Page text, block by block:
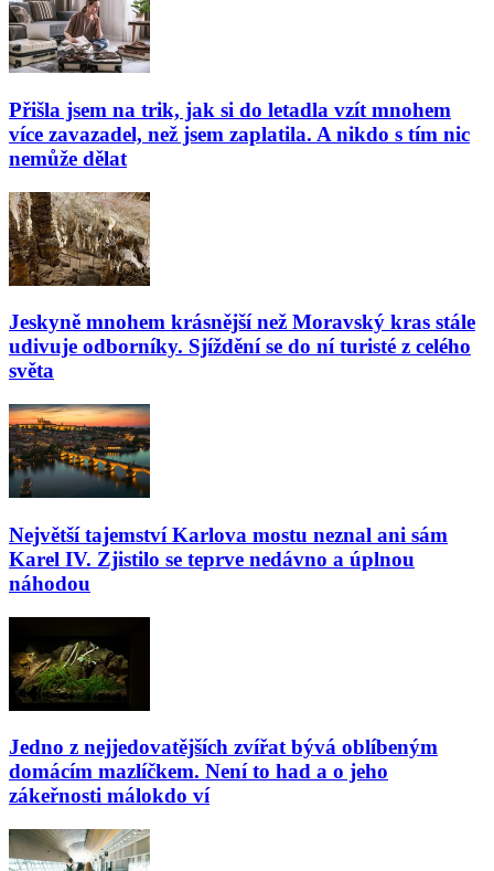
Přišla jsem na trik, jak si do letadla vzít mnohem
více zavazadel, než jsem zaplatila. A nikdo s tím nic
nemůže dělat
Jeskyně mnohem krásnější než Moravský kras stále
udivuje odborníky. Sjíždění se do ní turisté z celého
světa
Největší tajemství Karlova mostu neznal ani sám
Karel IV. Zjistilo se teprve nedávno a úplnou
náhodou
Jedno z nejjedovatějších zvířat bývá oblíbeným
domácím mazlíčkem. Není to had a o jeho
zákeřnosti málokdo ví